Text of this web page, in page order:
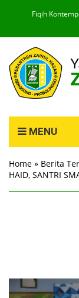
Fiqih
MENU
Home » Berita
HAID, SANTRI